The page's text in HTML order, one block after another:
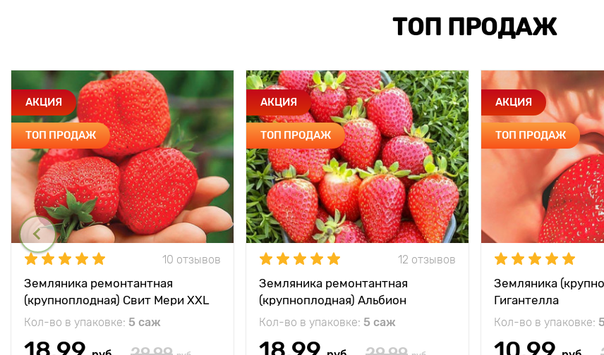
ТОП ПРОДАЖ
АКЦИЯ
ТОП ПРОДАЖ
10 отзывов
Земляника ремонтантная
(крупноплодная) Свит Мери XXL
Кол-во в упаковке: 5 саж
АКЦИЯ
ТОП ПРОДАЖ
12 отзывов
Земляника ремонтантная
(крупноплодная) Альбион
Кол-во в упаковке: 5 саж
АКЦИЯ
ТОП ПРОДАЖ
Земляника
Гигантелла
Кол-во в упаковке: